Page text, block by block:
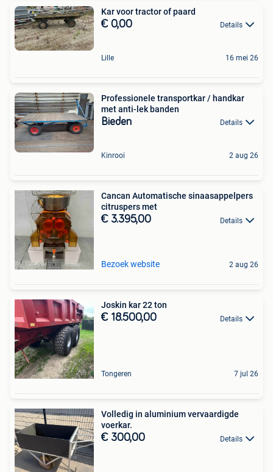
Kar voor tractor of paard
€ 0,00 Details
Lille 16 mei 26
Professionele transportkar / handkar
met anti-lek banden
Bieden Details
Kinrooi 2 aug 26
Cancan Automatische sinaasappelpers
citruspers met
€ 3.395,00 Details
Bezoek website 2 aug 26
Joskin kar 22 ton
€ 18.500,00 Details
Tongeren 7 jul 26
Volledig in aluminium vervaardigde
voerkar.
€ 300,00 Details